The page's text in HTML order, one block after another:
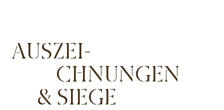
AUSZEI-
CHNUNGEN
& SIEGE